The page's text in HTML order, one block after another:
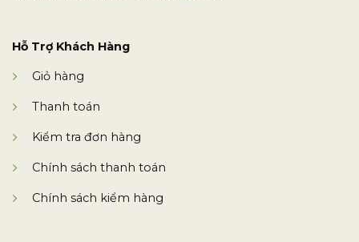
Hỗ Trợ Khách Hàng
Giỏ hàng
Thanh toán
Kiểm tra đơn hàng
Chính sách thanh toán
Chính sách kiểm hàng